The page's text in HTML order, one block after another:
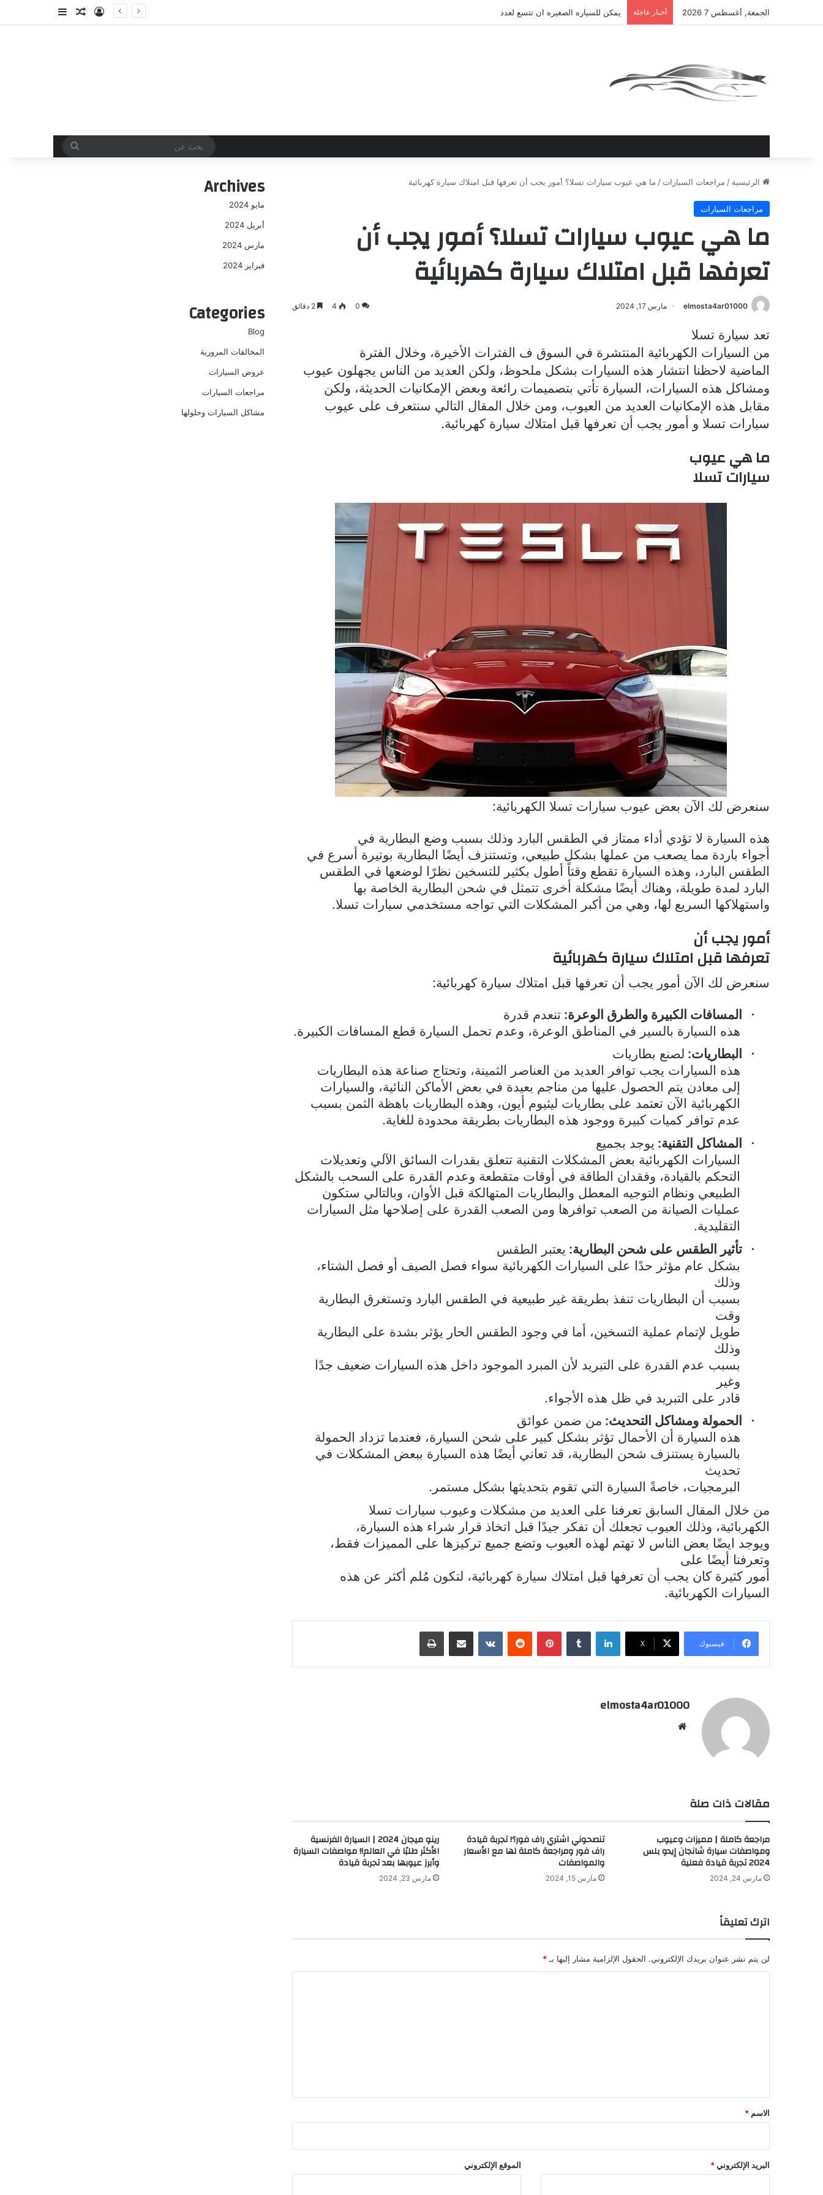
الجمعة, أغسطس 7 2026 أخبار عاجلة يمكن للسياره الصغيره ان تتسع لعدد تسجيل الدخول
مقال عشوائي
إضافة عمود
بحث
الرئيسية / مراجعات السيارات / ما هي عيوب سيارات تسلا؟ أمور يجب أن تعرفها قبل امتلاك سيارة كهربائية
مراجعات السيارات
ما هي عيوب سيارات تسلا؟ أمور يجب أن
تعرفها قبل امتلاك سيارة كهربائية
elmosta4ar01000 مارس 17, 2024 0
4
تعد سيارة تسلا
من السيارات الكهربائية المنتشرة في السوق ف الفترات الأخيرة، وخلال الفترة
الماضية لاحظنا انتشار هذه السيارات بشكل ملحوظ، ولكن العديد من الناس يجهلون عيوب
ومشاكل هذه السيارات، السيارة تأتي بتصميمات رائعة وبعض الإمكانيات الحديثة، ولكن
مقابل هذه الإمكانيات العديد من العيوب، ومن خلال المقال التالي سنتعرف على عيوب
سيارات تسلا و أمور يجب أن تعرفها قبل امتلاك سيارة كهربائية.
ما هي عيوب
سيارات تسلا
سنعرض لك الآن بعض عيوب سيارات تسلا الكهربائية:
هذه السيارة لا تؤدي أداء ممتاز في الطقس البارد وذلك بسبب وضع البطارية في
أجواء باردة مما يصعب من عملها بشكل طبيعي، وتستنزف أيضًا البطارية بوتيرة أسرع في
الطقس البارد، وهذه السيارة تقطع وقتاً أطول بكثير للتسخين نظرًا لوضعها في الطقس
البارد لمدة طويلة، وهناك أيضًا مشكلة أخرى تتمثل في شحن البطارية الخاصة بها
واستهلاكها السريع لها، وهي من أكبر المشكلات التي تواجه مستخدمي سيارات تسلا.
أمور يجب أن
تعرفها قبل امتلاك سيارة كهربائية
سنعرض لك الآن أمور يجب أن تعرفها قبل امتلاك سيارة كهربائية:
· المسافات الكبيرة والطرق الوعرة: تنعدم قدرة
هذه السيارة بالسير في المناطق الوعرة، وعدم تحمل السيارة قطع المسافات الكبيرة.
· البطاريات: لصنع بطاريات
هذه السيارات يجب توافر العديد من العناصر الثمينة، وتحتاج صناعة هذه البطاريات
إلى معادن يتم الحصول عليها من مناجم بعيدة في بعض الأماكن النائية، والسيارات
الكهربائية الآن تعتمد على بطاريات ليثيوم أيون، وهذه البطاريات باهظة الثمن بسبب
عدم توافر كميات كبيرة ووجود هذه البطاريات بطريقة محدودة للغاية.
· المشاكل التقنية: يوجد بجميع
السيارات الكهربائية بعض المشكلات التقنية تتعلق بقدرات السائق الآلي وتعديلات
التحكم بالقيادة، وفقدان الطاقة في أوقات متقطعة وعدم القدرة على السحب بالشكل
الطبيعي ونظام التوجيه المعطل والبطاريات المتهالكة قبل الأوان، وبالتالي ستكون
عمليات الصيانة من الصعب توافرها ومن الصعب القدرة على إصلاحها مثل السيارات
التقليدية.
· تأثير الطقس على شحن البطارية: يعتبر الطقس
بشكل عام مؤثر حدًا على السيارات الكهربائية سواء فصل الصيف أو فصل الشتاء،
وذلك
بسبب أن البطاريات تنفذ بطريقة غير طبيعية في الطقس البارد وتستغرق البطارية
وقت
طويل لإتمام عملية التسخين، أما في وجود الطقس الحار يؤثر بشدة على البطارية
وذلك
بسبب عدم القدرة على التبريد لأن المبرد الموجود داخل هذه السيارات ضعيف جدًا
وغير
قادر على التبريد في ظل هذه الأجواء.
· الحمولة ومشاكل التحديث: من ضمن عوائق
هذه السيارة أن الأحمال تؤثر بشكل كبير على شحن السيارة، فعندما تزداد الحمولة
بالسيارة يستنزف شحن البطارية، قد تعاني أيضًا هذه السيارة ببعض المشكلات في
تحديث
البرمجيات، خاصةً السيارة التي تقوم بتحديثها بشكل مستمر.
من خلال المقال السابق تعرفنا على العديد من مشكلات وعيوب سيارات تسلا
الكهربائية، وذلك العيوب تجعلك أن تفكر جيدًا قبل اتخاذ قرار شراء هذه السيارة،
ويوجد ايضًا بعض الناس لا تهتم لهذه العيوب وتضع جميع تركيزها على المميزات فقط،
وتعرفنا أيضًا على
أمور كثيرة كان يجب أن تعرفها قبل امتلاك سيارة كهربائية، لتكون مُلم أكثر عن هذه
السيارات الكهربائية.
فيسبوك ‫X
لينكدإن بينتيريست مشاركة عبر البريد طباعة
elmosta4ar01000
مقالات ذات صلة
مراجعة كاملة | مميزات وعيوب
ومواصفات سيارة شانجان إيدو بلس
2024 تجربة قيادة فعلية
مارس 24, 2024
تنصحوني اشتري راف فور؟! تجربة قيادة
راف فور ومراجعة كاملة لها مع الأسعار
والمواصفات
مارس 15, 2024
رينو ميجان 2024 | السيارة الفرنسية
الأكثر طلبًا في العالم!! مواصفات السيارة
وأبرز عيوبها بعد تجربة قيادة
مارس 23, 2024
اترك تعليقاً
لن يتم نشر عنوان بريدك الإلكتروني. الحقول الإلزامية مشار إليها بـ *
*
الاسم *
البريد الإلكتروني * الموقع الإلكتروني
Archives
مايو 2024
أبريل 2024
مارس 2024
فبراير 2024
Categories
Blog
المخالفات المرورية
عروض السيارات
مراجعات السيارات
مشاكل السيارات وحلولها